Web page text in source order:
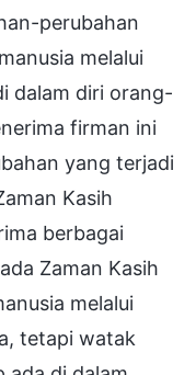
perubahan
melalui
dalam diri orang-
firman ini
yang terjadi
Kasih
berbagai
Zaman Kasih
melalui
tetapi watak